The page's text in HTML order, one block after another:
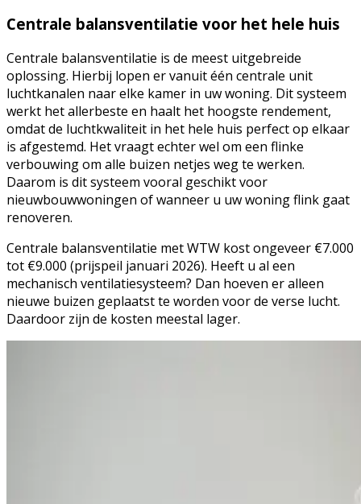
Centrale balansventilatie voor het hele huis
Centrale balansventilatie is de meest uitgebreide
oplossing. Hierbij lopen er vanuit één centrale unit
luchtkanalen naar elke kamer in uw woning. Dit systeem
werkt het allerbeste en haalt het hoogste rendement,
omdat de luchtkwaliteit in het hele huis perfect op elkaar
is afgestemd. Het vraagt echter wel om een flinke
verbouwing om alle buizen netjes weg te werken.
Daarom is dit systeem vooral geschikt voor
nieuwbouwwoningen of wanneer u uw woning flink gaat
renoveren.
Centrale balansventilatie met WTW kost ongeveer €7.000
tot €9.000 (prijspeil januari 2026). Heeft u al een
mechanisch ventilatiesysteem? Dan hoeven er alleen
nieuwe buizen geplaatst te worden voor de verse lucht.
Daardoor zijn de kosten meestal lager.